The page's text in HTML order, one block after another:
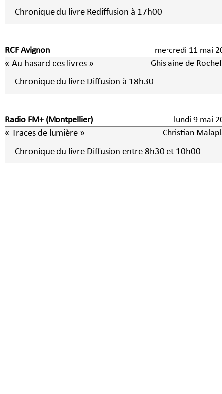
Chronique du livre Rediffusion à 17h00
RCF Avignon mercredi 11 mai
« Au hasard des livres » Ghislaine de
Chronique du livre Diffusion à 18h30
Radio FM+ (Montpellier) lundi 9 mai
« Traces de lumière » Christian
Chronique du livre Diffusion entre 8h30 et 10h00